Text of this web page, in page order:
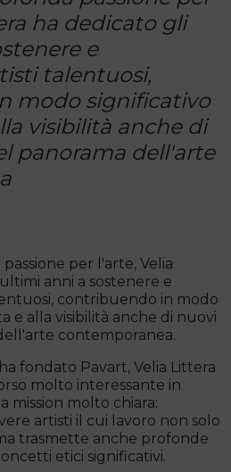
ha dedicato gli
e
talentuosi,
modo significativo
visibilità anche di
panorama dell'arte
per l'arte, Velia
anni a sostenere e
contribuendo in modo
e alla visibilità anche di nuovi
contemporanea.
fondato Pavart, Velia Littera
molto interessante in
mission molto chiara:
artisti il cui lavoro non solo
trasmette anche profonde
etici significativi.